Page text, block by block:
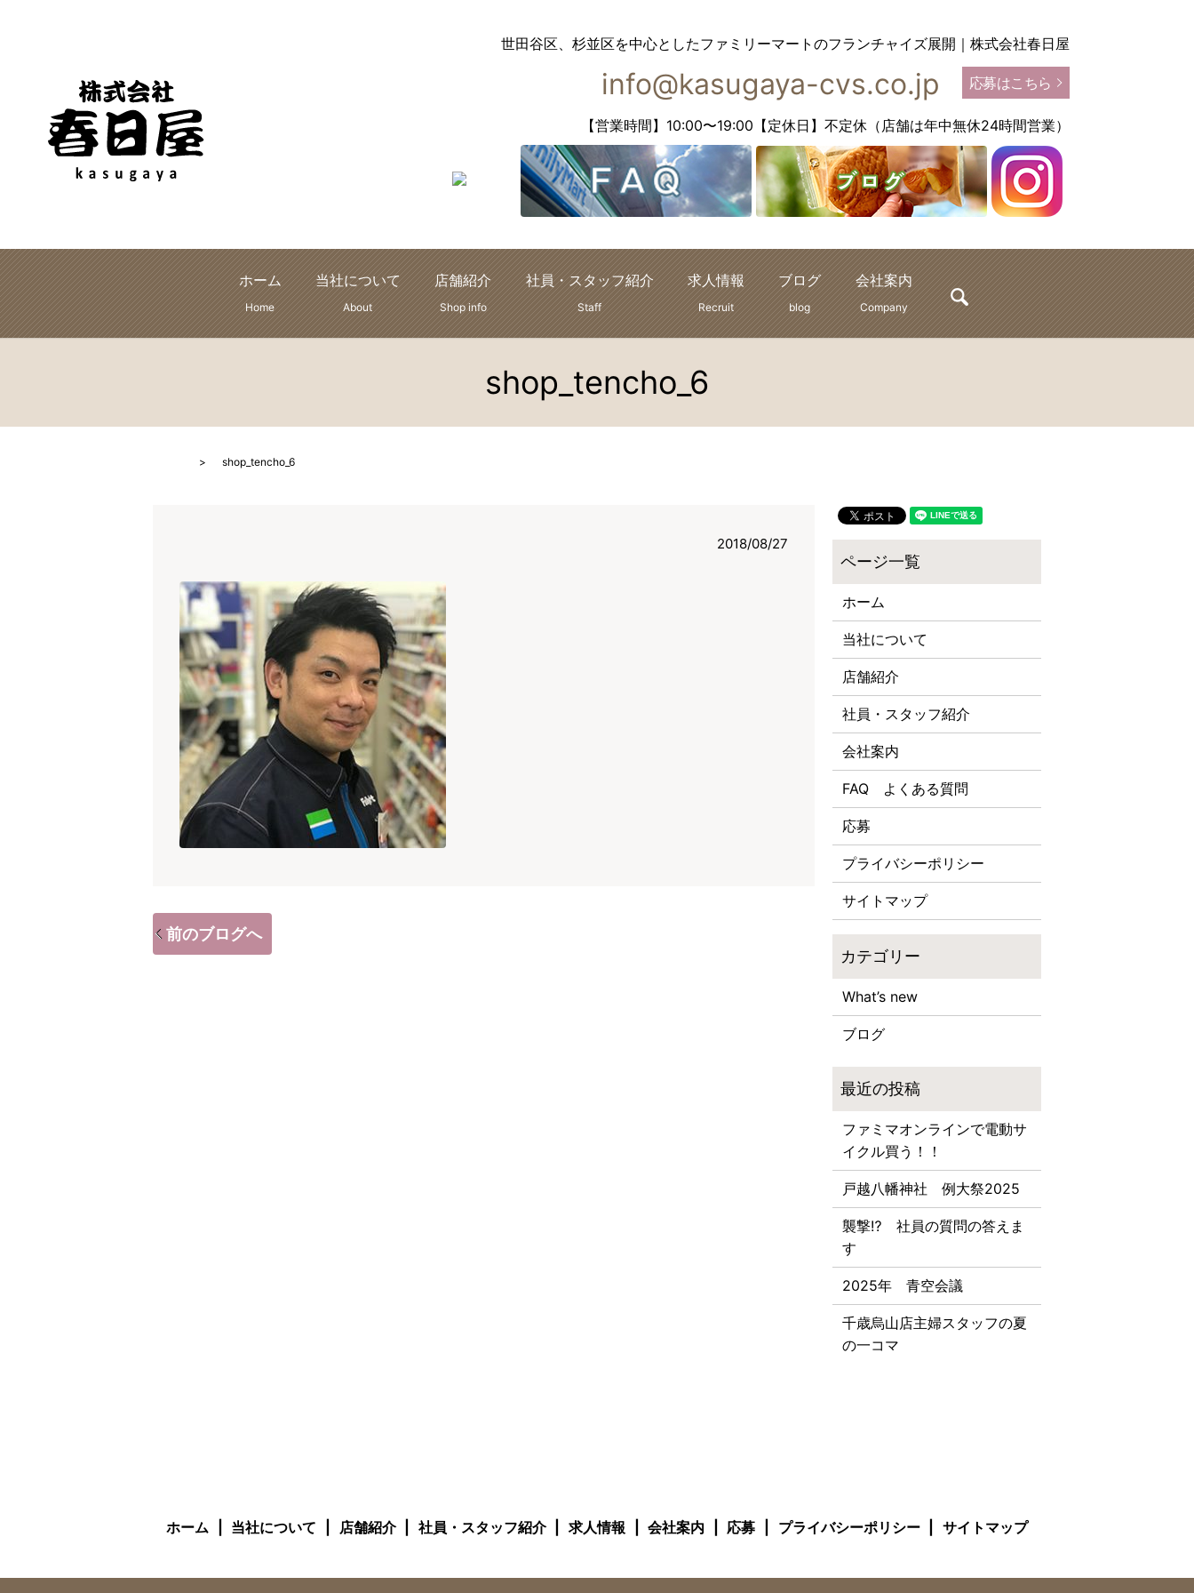
世田谷区、杉並区を中心としたファミリーマートのフランチャイズ展開｜株式会社春日屋
info@kasugaya-cvs.co.jp 応募はこちら
【営業時間】10:00〜19:00【定休日】不定休（店舗は年中無休24時間営業）
ホーム
Home
当社について
About
店舗紹介
Shop info
社員・スタッフ紹介
Staff
求人情報
Recruit
ブログ
blog
会社案内
Company search
shop_tencho_6
shop_tencho_6
2018/08/27
前のブログへ
ホーム
当社について
店舗紹介
社員・スタッフ紹介
会社案内
FAQ よくある質問
応募
プライバシーポリシー
サイトマップ
What’s new
ブログ
ファミマオンラインで電動サ
イクル買う！！
戸越八幡神社 例大祭2025
襲撃⁉ 社員の質問の答えま
す
2025年 青空会議
千歳烏山店主婦スタッフの夏
の一コマ
ホーム 当社について 店舗紹介 社員・スタッフ紹介 求人情報 会社案内 応募 プライバシーポリシー サイトマップ